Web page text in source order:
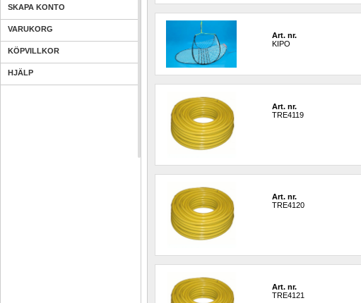
SKAPA KONTO
VARUKORG
KÖPVILLKOR
HJÄLP
Art. nr.
KIPO
Art. nr.
TRE4119
Art. nr.
TRE4120
Art. nr.
TRE4121